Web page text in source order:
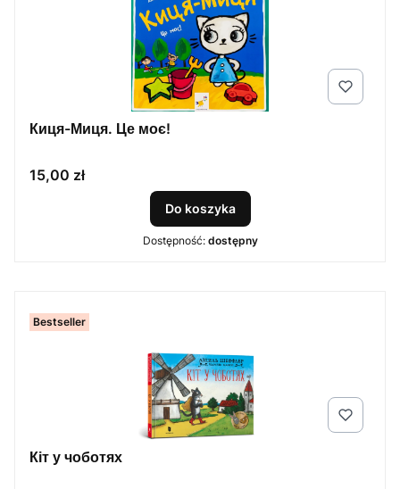
Киця-Миця. Це моє!
Cena
15,00 zł
Do koszyka
Dostępność: dostępny
Bestseller
Кіт у чоботях